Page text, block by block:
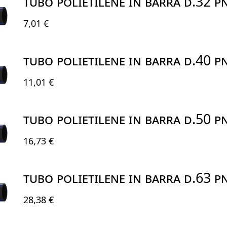
7,01 €
TUBO POLIETILENE IN BARRA D.40
11,01 €
TUBO POLIETILENE IN BARRA D.50
16,73 €
TUBO POLIETILENE IN BARRA D.63
28,38 €